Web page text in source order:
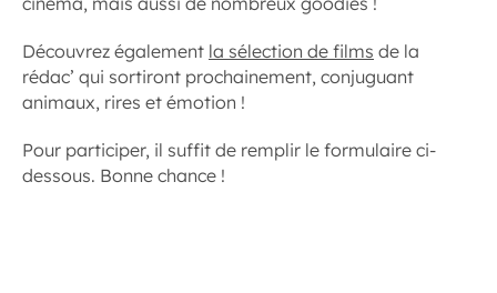
Découvrez également la sélection de films de la
rédac’ qui sortiront prochainement, conjuguant
animaux, rires et émotion !
Pour participer, il suffit de remplir le formulaire ci-
dessous. Bonne chance !